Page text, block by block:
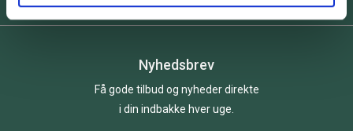
Nyhedsbrev
Få gode tilbud og nyheder direkte
i din indbakke hver uge.